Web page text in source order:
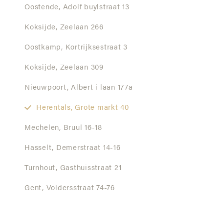
Oostende, Adolf buylstraat 13
Koksijde, Zeelaan 266
Oostkamp, Kortrijksestraat 3
Koksijde, Zeelaan 309
Nieuwpoort, Albert i laan 177a
Herentals, Grote markt 40
Mechelen, Bruul 16-18
Hasselt, Demerstraat 14-16
Turnhout, Gasthuisstraat 21
Gent, Voldersstraat 74-76